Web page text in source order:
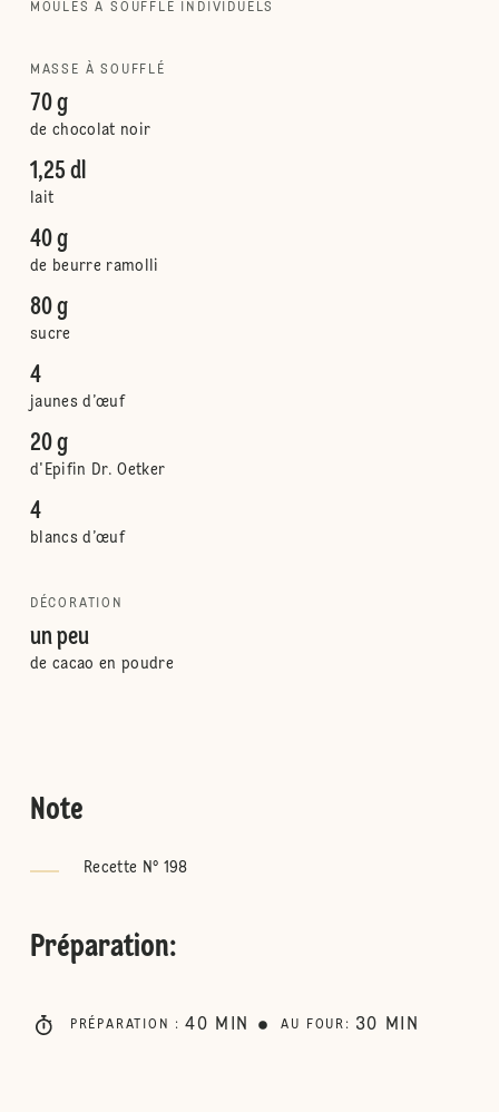
MOULES À SOUFFLÉ INDIVIDUELS
MASSE À SOUFFLÉ
70 g
de chocolat noir
1,25 dl
lait
40 g
de beurre ramolli
80 g
sucre
4
jaunes d’œuf
20 g
d'Epifin Dr. Oetker
4
blancs d’œuf
DÉCORATION
un peu
de cacao en poudre
Note
Recette N° 198
Préparation:
PRÉPARATION : 40 MIN AU FOUR : 30 MIN